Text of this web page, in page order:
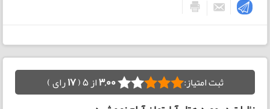
ثبت امتیاز: 3,00از 5 ( 17رای )